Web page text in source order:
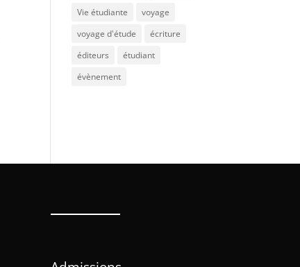
Vie étudiante
voyage
voyage d'étude
écriture
éditeurs
étudiant
évènement